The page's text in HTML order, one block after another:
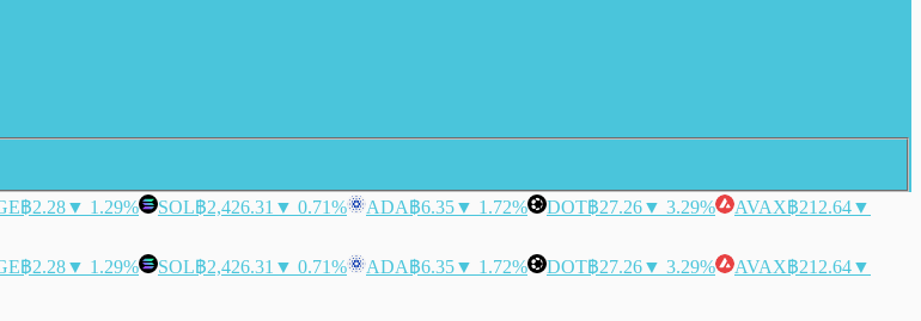
฿2.28▼ 1.29% SOL฿2,426.31 ▼ 0.71% ADA฿6.35▼ 1.72% DOT฿27.26▼ 3.29% AVAX฿212.64▼
฿2.28▼ 1.29% SOL฿2,426.31 ▼ 0.71% ADA฿6.35▼ 1.72% DOT฿27.26▼ 3.29% AVAX฿212.64▼